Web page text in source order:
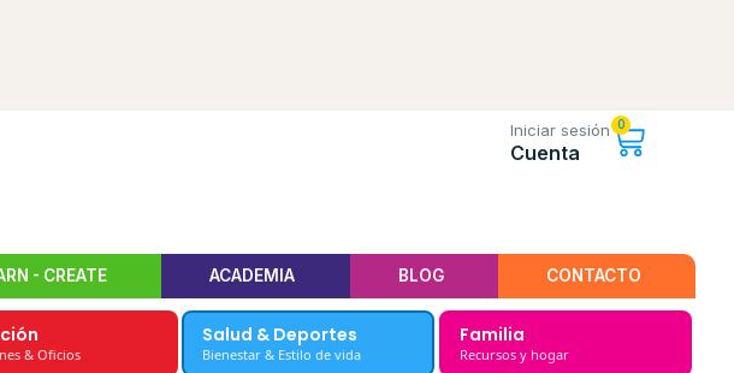
Iniciar sesión
Cuenta
0
- CREATE ACADEMIA BLOG CONTACTO
& Oficios
Salud & Deportes
Bienestar & Estilo de vida
Familia
Recursos y hogar